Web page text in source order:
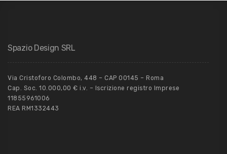
Spazio Design SRL
Via Cristoforo Colombo, 448 – CAP 00145 – Roma
Cap. Soc. 10.000,00 € i.v. – Iscrizione registro Imprese
11855961006
REA RM1332443